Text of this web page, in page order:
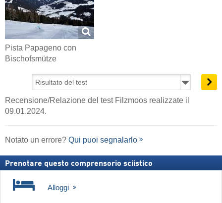
Pista Papageno con
Bischofsmütze
Recensione/Relazione del test Filzmoos realizzate il
09.01.2024.
Notato un errore? Qui puoi segnalarlo
Prenotare questo comprensorio sciistico
Alloggi